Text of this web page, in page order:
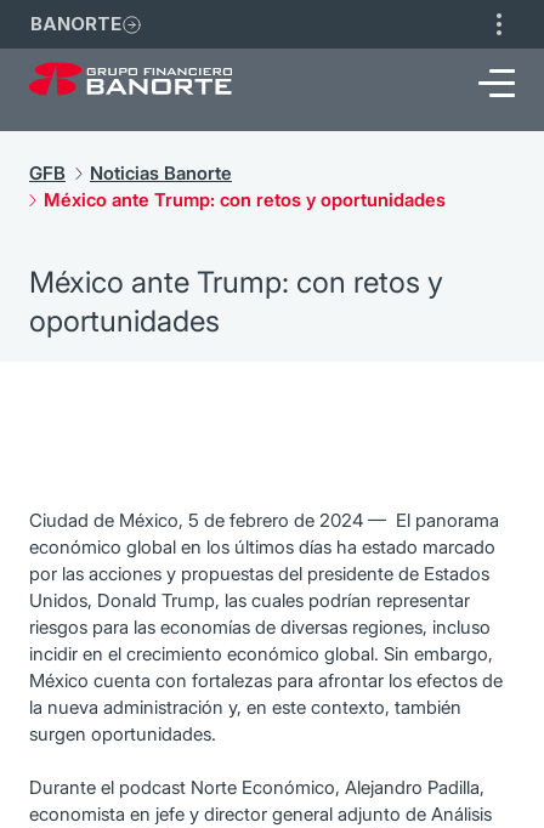
BANORTE
GFB
Noticias Banorte
México ante Trump: con retos y oportunidades
México ante Trump: con retos y
oportunidades
Ciudad de México, 5 de febrero de 2024 — El panorama
económico global en los últimos días ha estado marcado
por las acciones y propuestas del presidente de Estados
Unidos, Donald Trump, las cuales podrían representar
riesgos para las economías de diversas regiones, incluso
incidir en el crecimiento económico global. Sin embargo,
México cuenta con fortalezas para afrontar los efectos de
la nueva administración y, en este contexto, también
surgen oportunidades.
Durante el podcast Norte Económico, Alejandro Padilla,
economista en jefe y director general adjunto de Análisis